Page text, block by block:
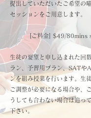
提出していただいたご希望の
セッションをご用意します。
​[ご料金] $49/80mins
生徒の要望と申し込まれた回
ラン、予習用プラン、SATや
ンを組み授業を行います。​生
ご調整が必要になる場合や、
うしても合わない場合は追っ
下さい。